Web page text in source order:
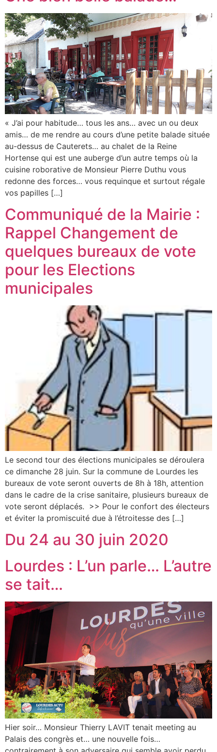
« J’ai pour habitude… tous les ans… avec un ou deux
amis… de me rendre au cours d’une petite balade située
au-dessus de Cauterets… au chalet de la Reine
Hortense qui est une auberge d’un autre temps où la
cuisine roborative de Monsieur Pierre Duthu vous
redonne des forces… vous requinque et surtout régale
vos papilles […]
Communiqué de la Mairie :
Rappel Changement de
quelques bureaux de vote
pour les Elections
municipales
Le second tour des élections municipales se déroulera
ce dimanche 28 juin. Sur la commune de Lourdes les
bureaux de vote seront ouverts de 8h à 18h, attention
dans le cadre de la crise sanitaire, plusieurs bureaux de
vote seront déplacés. >> Pour le confort des électeurs
et éviter la promiscuité due à l’étroitesse des […]
Du 24 au 30 juin 2020
Lourdes : L’un parle… L’autre
se tait…
Hier soir… Monsieur Thierry LAVIT tenait meeting au
Palais des congrès et… une nouvelle fois…